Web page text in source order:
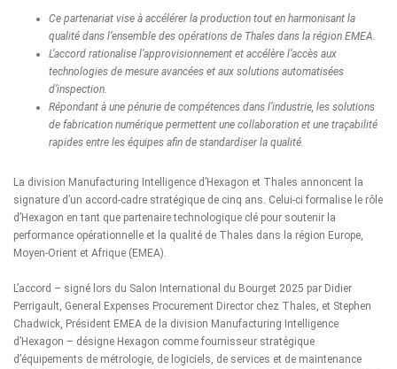
Ce partenariat vise à accélérer la production tout en harmonisant la
qualité dans l’ensemble des opérations de Thales dans la région EMEA.
L’accord rationalise l’approvisionnement et accélère l’accès aux
technologies de mesure avancées et aux solutions automatisées
d’inspection.
Répondant à une pénurie de compétences dans l’industrie, les solutions
de fabrication numérique permettent une collaboration et une traçabilité
rapides entre les équipes afin de standardiser la qualité.
La division Manufacturing Intelligence d’Hexagon et Thales annoncent la
signature d’un accord-cadre stratégique de cinq ans. Celui-ci formalise le rôle
d’Hexagon en tant que partenaire technologique clé pour soutenir la
performance opérationnelle et la qualité de Thales dans la région Europe,
Moyen-Orient et Afrique (EMEA).
L’accord – signé lors du Salon International du Bourget 2025 par Didier
Perrigault, General Expenses Procurement Director chez Thales, et Stephen
Chadwick, Président EMEA de la division Manufacturing Intelligence
d’Hexagon – désigne Hexagon comme fournisseur stratégique
d’équipements de métrologie, de logiciels, de services et de maintenance